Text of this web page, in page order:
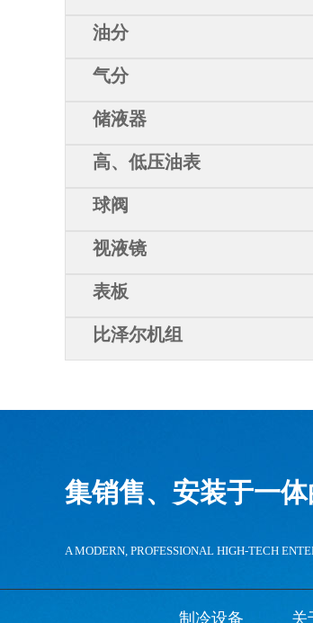
油分
气分
储液器
高、低压油表
球阀
视液镜
表板
比泽尔机组
集销售、安装于一体
A MODERN, PROFESSIONAL HIGH-TECH
制冷设备 关